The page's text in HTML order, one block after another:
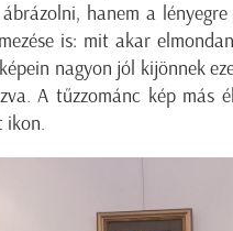
hanem a
is: mit akar
nagyon jól kijönnek
A tűzzománc kép más
ikon.